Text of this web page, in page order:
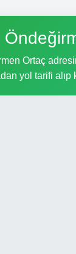
Ortaç
yol tarifi